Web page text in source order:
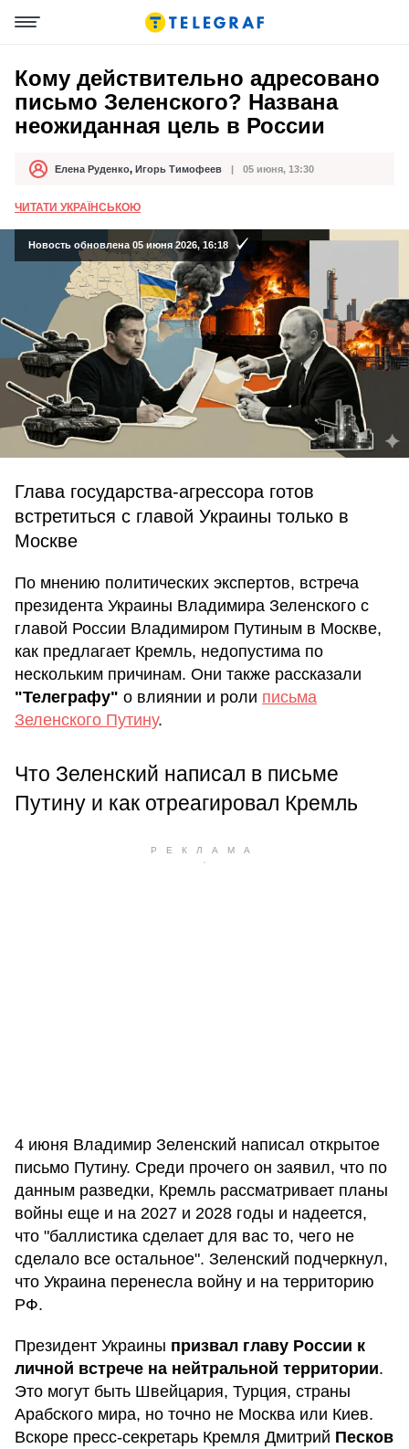
Кому действительно адресовано
письмо Зеленского? Названа
неожиданная цель в России
АвторЕлена Руденко, Игорь Тимофеев
Дата публикации 05 июня, 13:30
ЧИТАТИ УКРАЇНСЬКОЮ
Новость обновлена 05 июня 2026, 16:18
Глава государства-агрессора готов
встретиться с главой Украины только в
Москве
По мнению политических экспертов, встреча
президента Украины Владимира Зеленского с
главой России Владимиром Путиным в Москве,
как предлагает Кремль, недопустима по
нескольким причинам. Они также рассказали
"Телеграфу" о влиянии и роли письма
Зеленского Путину.
Что Зеленский написал в письме
Путину и как отреагировал Кремль
4 июня Владимир Зеленский написал открытое
письмо Путину. Среди прочего он заявил, что по
данным разведки, Кремль рассматривает планы
войны еще и на 2027 и 2028 годы и надеется,
что "баллистика сделает для вас то, чего не
сделало все остальное". Зеленский подчеркнул,
что Украина перенесла войну и на территорию
РФ.
Президент Украины призвал главу России к
личной встрече на нейтральной территории.
Это могут быть Швейцария, Турция, страны
Арабского мира, но точно не Москва или Киев.
Вскоре пресс-секретарь Кремля Дмитрий Песков